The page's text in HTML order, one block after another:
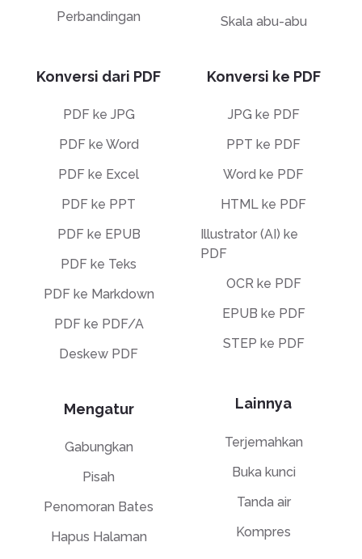
Perbandingan
Skala abu-abu
Konversi dari PDF
PDF ke JPG
PDF ke Word
PDF ke Excel
PDF ke PPT
PDF ke EPUB
PDF ke Teks
PDF ke Markdown
PDF ke PDF/A
Deskew PDF
Mengatur
Gabungkan
Pisah
Penomoran Bates
Hapus Halaman
Konversi ke PDF
JPG ke PDF
PPT ke PDF
Word ke PDF
HTML ke PDF
Illustrator (AI) ke
PDF
OCR ke PDF
EPUB ke PDF
STEP ke PDF
Lainnya
Terjemahkan
Buka kunci
Tanda air
Kompres